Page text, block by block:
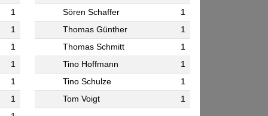
1
1
1
1
1
1
Sören Schaffer
1
Thomas Günther
1
Thomas Schmitt
1
Tino Hoffmann
1
Tino Schulze
1
Tom Voigt
1